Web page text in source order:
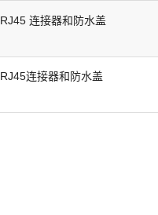
连接器和防水盖
连接器和防水盖